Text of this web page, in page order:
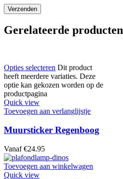
Gerelateerde producten
Opties selecteren Dit product
heeft meerdere variaties. Deze
optie kan gekozen worden op de
productpagina
Quick view
Toevoegen aan verlanglijstje
Muursticker Regenboog
Vanaf €24.95
Toevoegen aan winkelwagen
Quick view